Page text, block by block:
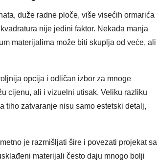
duže radne ploče, više visećih ormarića
nije jedini faktor. Nekada manja
materijalima može biti skuplja od veće, ali
opcija i odličan izbor za mnoge
cijenu, ali i vizuelni utisak. Veliku razliku
tiho zatvaranje nisu samo estetski detalj,
je razmišljati šire i povezati projekat sa
materijali često daju mnogo bolji